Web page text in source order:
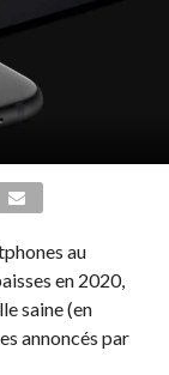
au
en 2020,
saine (en
annoncés par